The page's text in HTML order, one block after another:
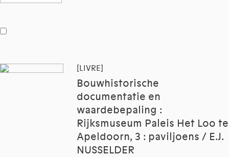
[LIVRE]
Bouwhistorische
documentatie en
waardebepaling :
Rijksmuseum Paleis Het Loo te
Apeldoorn, 3 : paviljoens / E.J.
NUSSELDER